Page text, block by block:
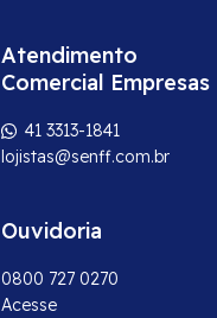
Atendimento
Comercial Empresas
41 3313-1841
lojistas@senff.com.br
Ouvidoria
0800 727 0270
Acesse